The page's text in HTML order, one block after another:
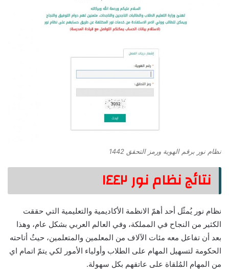
نظام نور برقم الهوية ورمز التحقق 1442
نتائج نظام نور ١٤٤٢
نظام نور يُمثّل أحد أهمّ الانظمة الأكاديمية والتعليمية التي حققت
الكثير من النجاح في المملكة، وفي العالم العربي بشكل عام، وهذا
بعد أن تفاعل معه مئات الآلاف من المعلمين والمتعلمين، حيثُ أتاحته
الحكومة لتسهيل المهام على الطلاب وأولياء الأمور لكي يتمّ اتمام اي
من المهام المُلقاة على عاتقهم بكل سهولة.